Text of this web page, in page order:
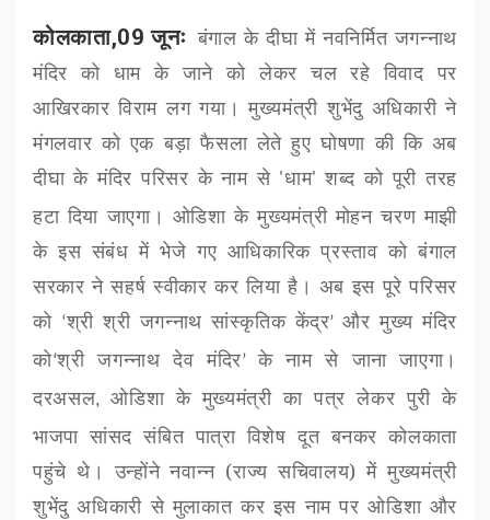
कोलकाता,09 जूनः बंगाल के दीघा में नवनिर्मित जगन्नाथ
मंदिर को धाम के जाने को लेकर चल रहे विवाद पर
आखिरकार विराम लग गया। मुख्यमंत्री शुभेंदु अधिकारी ने
मंगलवार को एक बड़ा फैसला लेते हुए घोषणा की कि अब
दीघा के मंदिर परिसर के नाम से 'धाम'शब्द को पूरी तरह
हटा दिया जाएगा। ओडिशा के मुख्यमंत्री मोहन चरण माझी
के इस संबंध में भेजे गए आधिकारिक प्रस्ताव को बंगाल
सरकार ने सहर्ष स्वीकार कर लिया है। अब इस पूरे परिसर
को ‘श्री श्री जगन्नाथ सांस्कृतिक केंद्र’और मुख्य मंदिर
को‘श्री जगन्नाथ देव मंदिर’के नाम से जाना जाएगा।
दरअसल,ओडिशा के मुख्यमंत्री का पत्र लेकर पुरी के
भाजपा सांसद संबित पात्रा विशेष दूत बनकर कोलकाता
पहुंचे थे। उन्होंने नवान्न (राज्य सचिवालय) में मुख्यमंत्री
शुभेंदु अधिकारी से मुलाकात कर इस नाम पर ओडिशा और